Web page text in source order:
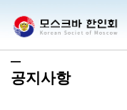
공지사항